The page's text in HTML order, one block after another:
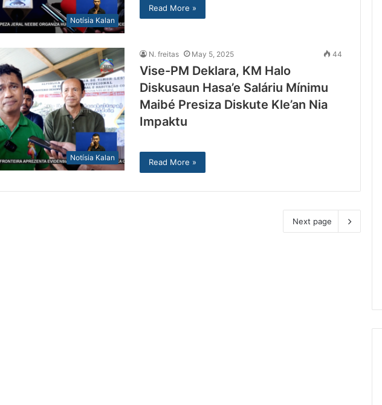
Notísia Kalan
Read More »
Notísia Kalan
N. freitas May 5, 2025 44
Vise-PM Deklara, KM Halo
Diskusaun Hasa’e Saláriu Mínimu
Maibé Presiza Diskute Kle’an Nia
Impaktu
Read More »
Next page